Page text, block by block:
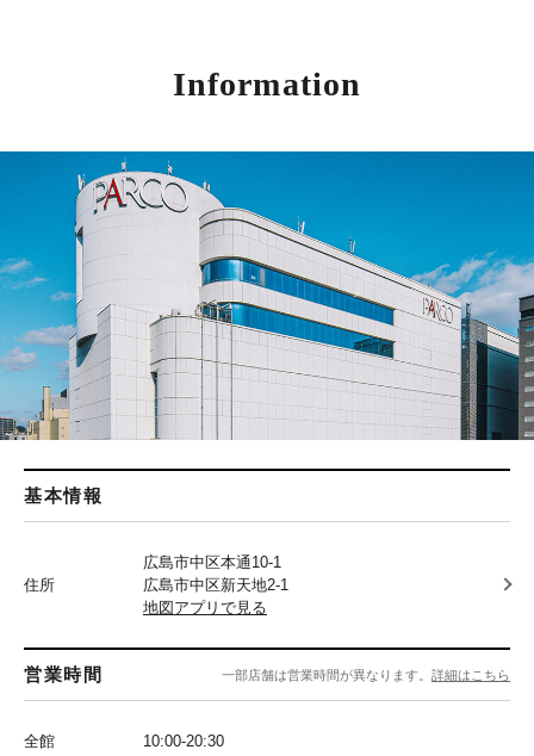
Information
基本情報
住所
広島市中区本通10-1
広島市中区新天地2-1
地図アプリで見る
営業時間 一部店舗は営業時間が異なります。 詳細はこちら
全館 10:00-20:30